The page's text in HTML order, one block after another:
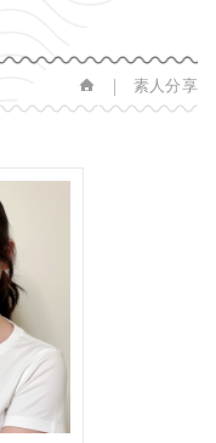
素人分享